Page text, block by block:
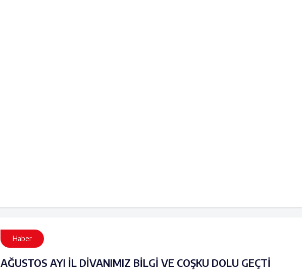
Haber
AĞUSTOS AYI İL DİVANIMIZ BİLGİ VE COŞKU DOLU GEÇTİ